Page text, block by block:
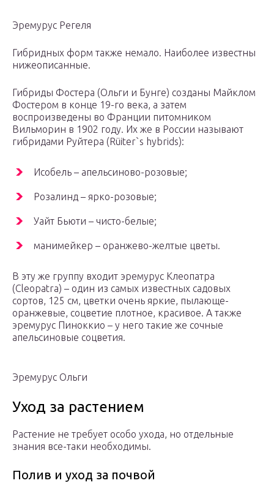
Эремурус Регеля
Гибридных форм также немало. Наиболее известны
нижеописанные.
Гибриды Фостера (Ольги и Бунге) созданы Майклом
Фостером в конце 19-го века, а затем
воспроизведены во Франции питомником
Вильморин в 1902 году. Их же в России называют
гибридами Руйтера (Rüiter`s hybrids):
Исобель – апельсиново-розовые;
Розалинд – ярко-розовые;
Уайт Бьюти – чисто-белые;
манимейкер – оранжево-желтые цветы.
В эту же группу входит эремурус Клеопатра
(Cleopatra) – один из самых известных садовых
сортов, 125 см, цветки очень яркие, пылающе-
оранжевые, соцветие плотное, красивое. А также
эремурус Пиноккио – у него такие же сочные
апельсиновые соцветия.
Эремурус Ольги
Уход за растением
Растение не требует особо ухода, но отдельные
знания все-таки необходимы.
Полив и уход за почвой